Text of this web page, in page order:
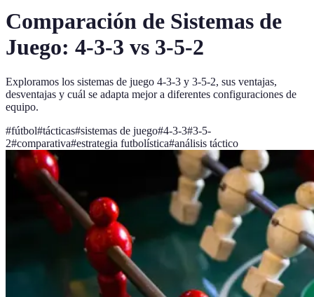
Comparación de Sistemas de
Juego: 4-3-3 vs 3-5-2
Exploramos los sistemas de juego 4-3-3 y 3-5-2, sus ventajas,
desventajas y cuál se adapta mejor a diferentes configuraciones de
equipo.
#fútbol#tácticas#sistemas de juego#4-3-3#3-5-
2#comparativa#estrategia futbolística#análisis táctico